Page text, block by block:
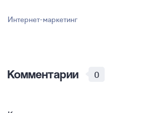
Интернет-маркетинг
Комментарии 0